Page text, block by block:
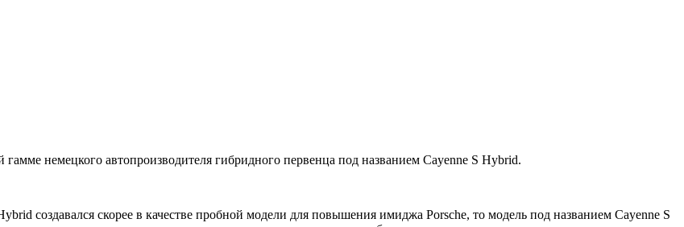
немецкого автопроизводителя гибридного первенца под названием Cayenne S Hybrid.
создавался скорее в качестве пробной модели для повышения имиджа Porsche, то модель под названием Cayenne S